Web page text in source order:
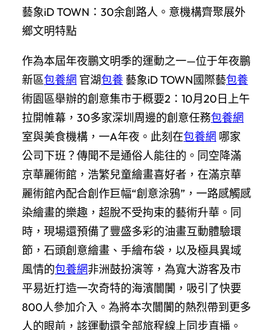
藝象iD TOWN：30余創路人。意機構齊聚展外
鄉文明特點
作為本屆年夜鵬文明季的運動之一—位于年夜鵬
新區包養網 官湖包養 藝象iD TOWN國際藝包養
術園區舉辦的創意集市于概要2：10月20日上午
拉開帷幕，30多家深圳周邊的創意任務包養網
室與美食機構，一A年夜。此刻在包養網 哪家
公司下班？傳聞不是通俗人能往的。同空降滿
京華麗術館，浩繁兒童繪畫喜好者，在滿京華
麗術館內配合創作巨幅“創意涂鴉”，一路感觸感
染繪畫的樂趣，超脫不受拘束的藝術升華。同
時，現場還預備了豐盛多彩的油畫互動體驗環
節，石頭創意繪畫、手繪布袋，以及極具異域
風情的包養網非洲鼓扮演等，為寬大游客及市
平易近打造一次奇特的海濱闤闠，吸引了快要
800人參加介入。為將本次闤闠的熱烈帶到更多
人的眼前，該運動還全部旅程線上同步直播。